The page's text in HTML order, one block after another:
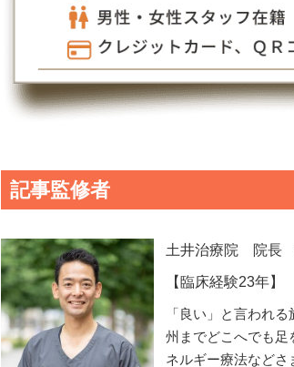
記事監修者
土井治療院 院長
【臨床経験23年】
「良い」と言われ
州までどこへでも足
ネルギー療法など